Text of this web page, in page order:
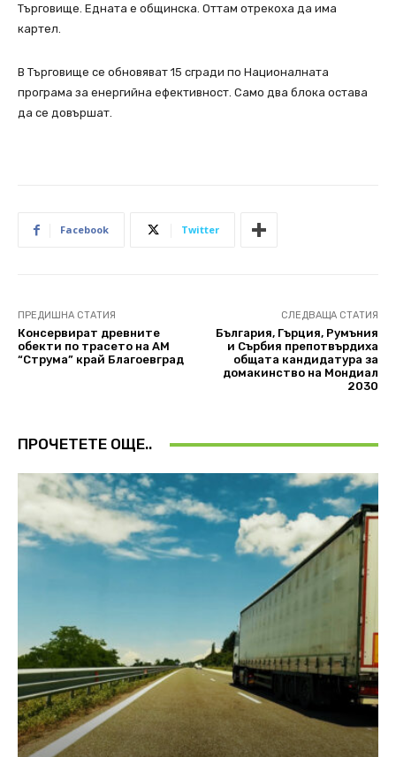
Търговище. Едната е общинска. Оттам отрекоха да има
картел.
В Търговище се обновяват 15 сгради по Националната
програма за енергийна ефективност. Само два блока остава
да се довършат.
Facebook Twitter
ПРЕДИШНА СТАТИЯ
Консервират древните
обекти по трасето на АМ
“Струма” край Благоевград
СЛЕДВАЩА СТАТИЯ
България, Гърция, Румъния
и Сърбия препотвърдиха
общата кандидатура за
домакинство на Мондиал
2030
ПРОЧЕТЕТЕ ОЩЕ..